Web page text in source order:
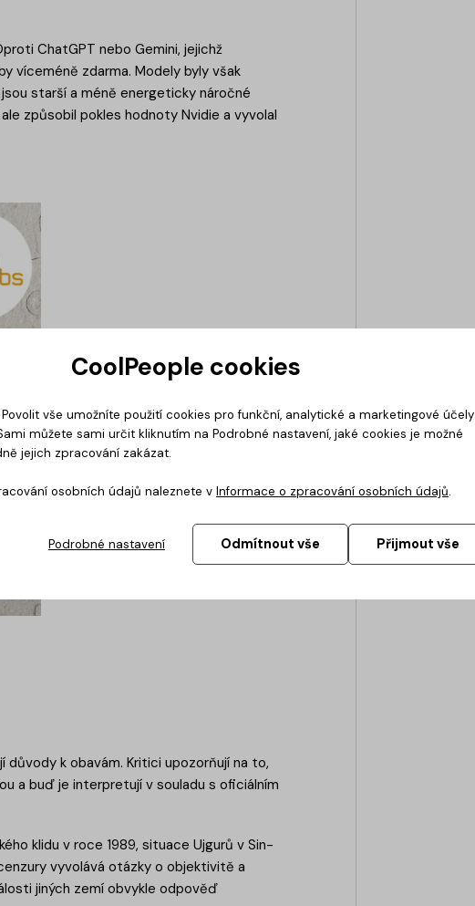
ChatGPT nebo Gemini, jejichž
víceméně zdarma. Modely byly však
starší a méně energeticky náročné
způsobil pokles hodnoty Nvidie a vyvolal
k obavám. Kritici upozorňují na to,
a buď je interpretují v souladu s oficiálním
klidu v roce 1989, situace Ujgurů v Sin-
vyvolává otázky o objektivitě a
jiných zemí obvykle odpověď
CoolPeople cookies
vše umožníte použití cookies pro funkční, analytické a marketingové účely
můžete sami určit kliknutím na Podrobné nastavení, jaké cookies je možné
jejich zpracování zakázat.
osobních údajů naleznete v Informace o zpracování osobních údajů.
Podrobné nastavení Odmítnout vše Přijmout vše